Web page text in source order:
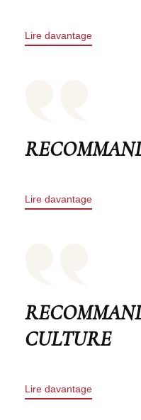
Lire davantage
Lire davantage
CULTURE
Lire davantage